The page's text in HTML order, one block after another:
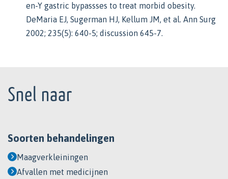
en-Y gastric bypassses to treat morbid obesity.
DeMaria EJ, Sugerman HJ, Kellum JM, et al. Ann Surg
2002; 235(5): 640-5; discussion 645-7.
Snel naar
Soorten behandelingen
Maagverkleiningen
Afvallen met medicijnen